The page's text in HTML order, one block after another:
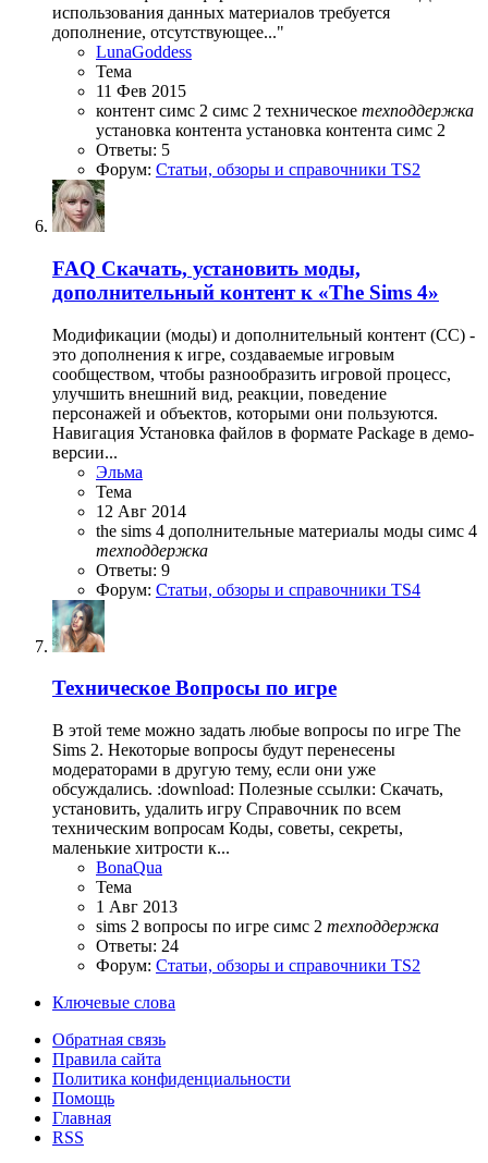
использования данных материалов требуется
дополнение, отсутствующее..."
LunaGoddess
Тема
11 Фев 2015
контент симс 2 симс 2 техническое техподдержка
установка контента установка контента симс 2
Ответы: 5
Форум: Статьи, обзоры и справочники TS2
FAQ Скачать, установить моды,
дополнительный контент к «The Sims 4»
Модификации (моды) и дополнительный контент (СС) -
это дополнения к игре, создаваемые игровым
сообществом, чтобы разнообразить игровой процесс,
улучшить внешний вид, реакции, поведение
персонажей и объектов, которыми они пользуются.
Навигация Установка файлов в формате Package в демо-
версии...
Эльма
Тема
12 Авг 2014
the sims 4 дополнительные материалы моды симс 4
техподдержка
Ответы: 9
Форум: Статьи, обзоры и справочники TS4
Техническое Вопросы по игре
В этой теме можно задать любые вопросы по игре The
Sims 2. Некоторые вопросы будут перенесены
модераторами в другую тему, если они уже
обсуждались. :download: Полезные ссылки: Скачать,
установить, удалить игру Справочник по всем
техническим вопросам Коды, советы, секреты,
маленькие хитрости к...
BonaQua
Тема
1 Авг 2013
sims 2 вопросы по игре симс 2 техподдержка
Ответы: 24
Форум: Статьи, обзоры и справочники TS2
Ключевые слова
Обратная связь
Правила сайта
Политика конфиденциальности
Помощь
Главная
RSS